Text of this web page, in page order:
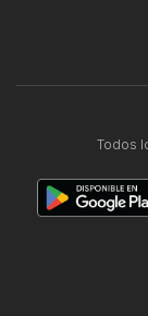
Todos